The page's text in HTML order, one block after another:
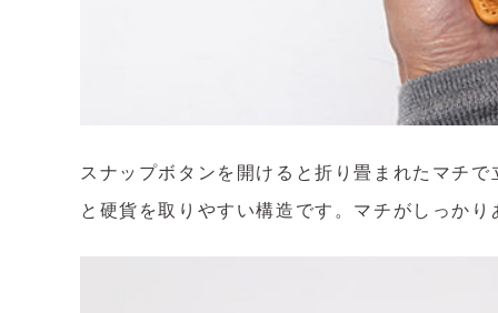
スナップボタンを開けると折り畳まれたマチ
と硬貨を取りやすい構造です。マチがしっか